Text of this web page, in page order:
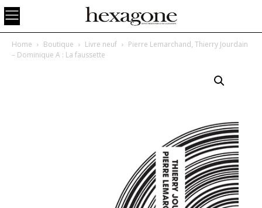
Home Boutique Livre neuf
Pierre Lemarchand, Thierry Jourdain
– Dominique A : La faussette